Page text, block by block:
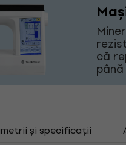
că
și specificații